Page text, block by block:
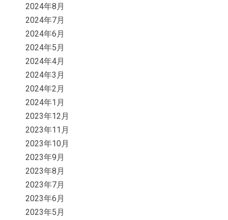
2024年8月
2024年7月
2024年6月
2024年5月
2024年4月
2024年3月
2024年2月
2024年1月
2023年12月
2023年11月
2023年10月
2023年9月
2023年8月
2023年7月
2023年6月
2023年5月